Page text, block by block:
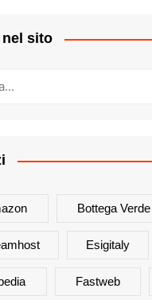
nel sito
Bottega Verde
Esigitaly
Fastweb